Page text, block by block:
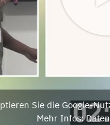
Sie die Google-
Mehr Infos: